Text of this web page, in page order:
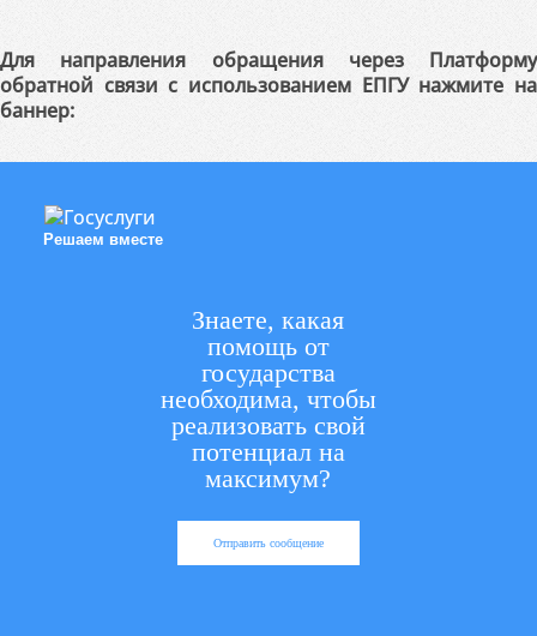
Для направления обращения через Платформу
обратной связи с использованием ЕПГУ нажмите на
баннер:
Решаем вместе
Знаете, какая
помощь от
государства
необходима, чтобы
реализовать свой
потенциал на
максимум?
Отправить сообщение